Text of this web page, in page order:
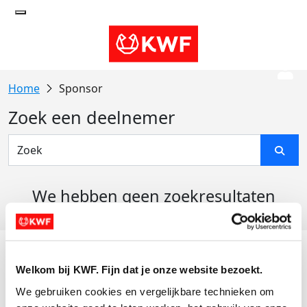
Welkom bij KWF. Fijn dat je onze website bezoekt.
We gebruiken cookies en vergelijkbare technieken om
Sponsor
Zoek een deelnemer
We hebben geen zoekresultaten
Actiematerialen
Evenementen